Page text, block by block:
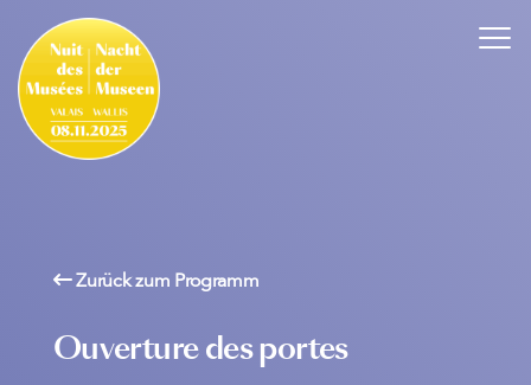
Zurück zum Programm
Ouverture des portes